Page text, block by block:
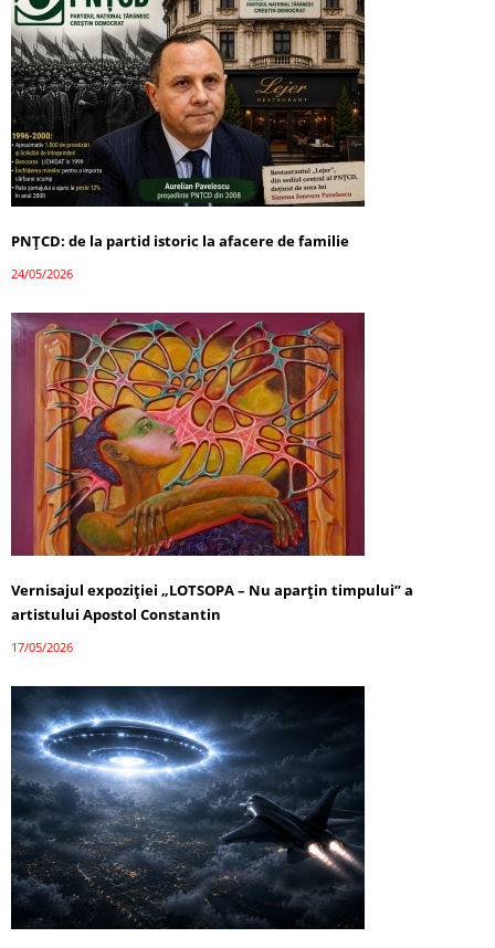
PNȚCD: de la partid istoric la afacere de familie
24/05/2026
Vernisajul expoziției „LOTSOPA – Nu aparțin timpului” a
artistului Apostol Constantin
17/05/2026